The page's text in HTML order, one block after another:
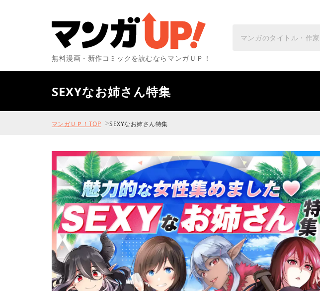
無料漫画・新作コミックを読むならマンガＵＰ！
SEXYなお姉さん特集
マンガＵＰ！TOP >SEXYなお姉さん特集